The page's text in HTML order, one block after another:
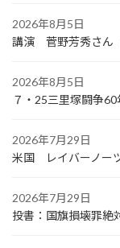
2026年8月5日
講演 菅野芳秀さん
2026年8月5日
７・25三里塚闘争60
2026年7月29日
米国 レイバーノー
2026年7月29日
投書：国旗損壊罪絶